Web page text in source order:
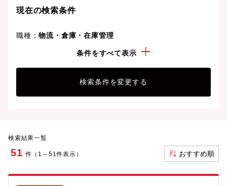
現在の検索条件
職種：物流・倉庫・在庫管理
条件をすべて表示
検索条件を変更する
検索結果一覧
51 件（1～51件表示） おすすめ順